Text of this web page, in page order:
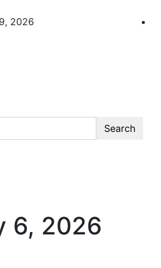
2026
চেতনায় উদ্বুদ্ধ মুখপত্র
Search
6, 2026